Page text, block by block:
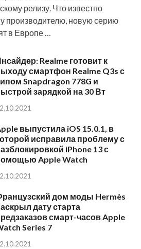
релизу. Что известно
производителю, новую серию
в Европе …
Realme готовит к
смартфон Realme Q3s с
Snapdragon 778G и
зарядкой на 30 Вт
выпустила iOS 15.0.1, в
исправила проблему с
iPhone 13 с
Apple Watch
дом моды Hermès
дату старта
смарт-часов Apple
Series 7